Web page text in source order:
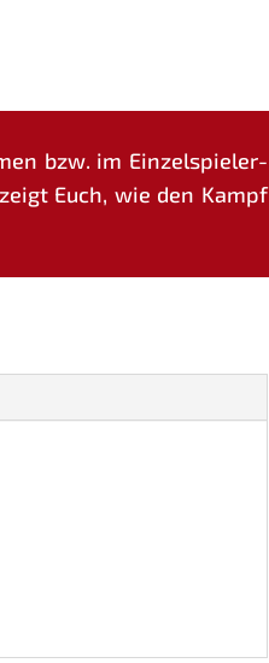
bzw. im Ein­zel­spie­ler­
Euch, wie den Kampf